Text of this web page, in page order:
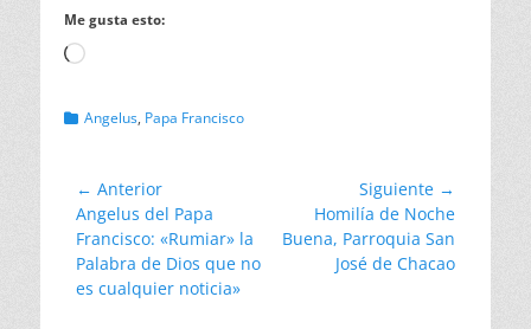
Me gusta esto:
Cargando...
Categorias
Angelus, Papa Francisco
Navegación
de
entradas
← Anterior
Entrada
anterior:
Angelus del Papa
Francisco: «Rumiar» la
Palabra de Dios que no
es cualquier noticia»
Siguiente →
Entrada
siguiente:
Homilía de Noche
Buena, Parroquia San
José de Chacao